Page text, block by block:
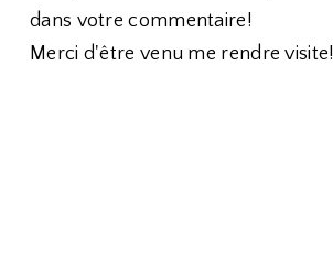
dans votre commentaire!
Merci d'être venu me rendre visite!